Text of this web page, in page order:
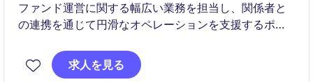
ファンド運営に関する幅広い業務を担当し、関係者と
の連携を通じて円滑なオペレーションを支援するポジ
ら、品質・正確性・コンプライアンスを重視した業務
推進を行います。
求人を見る